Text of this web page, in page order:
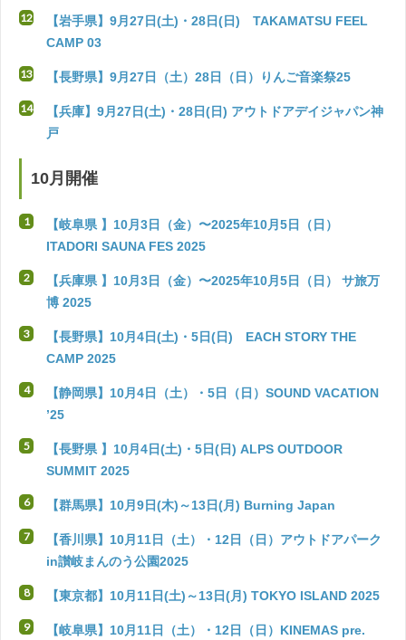
【岩手県】9月27日(土)・28日(日) TAKAMATSU FEEL
CAMP 03
【長野県】9月27日（土）28日（日）りんご音楽祭25
【兵庫】9月27日(土)・28日(日) アウトドアデイジャパン神
戸
10月開催
【岐阜県 】10月3日（金）〜2025年10月5日（日）
ITADORI SAUNA FES 2025
【兵庫県 】10月3日（金）〜2025年10月5日（日） サ旅万
博 2025
【長野県】10月4日(土)・5日(日) EACH STORY THE
CAMP 2025
【静岡県】10月4日（土）・5日（日）SOUND VACATION
’25
【長野県 】10月4日(土)・5日(日) ALPS OUTDOOR
SUMMIT 2025
【群馬県】10月9日(木)～13日(月) Burning Japan
【香川県】10月11日（土）・12日（日）アウトドアパーク
in讃岐まんのう公園2025
【東京都】10月11日(土)～13日(月) TOKYO ISLAND 2025
【岐阜県】10月11日（土）・12日（日）KINEMAS pre.